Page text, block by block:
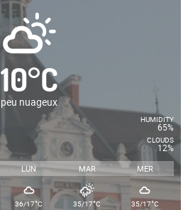
10°C
peu nuageux
HUMIDITY
65%
CLOUDS
12%
LUN MAR MER
36/17°C 35/17°C 35/17°C